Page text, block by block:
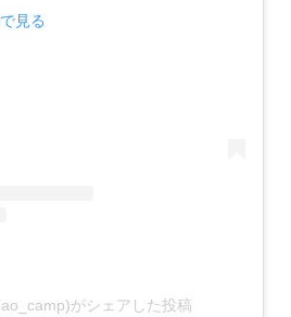
見る
がシェアした投稿